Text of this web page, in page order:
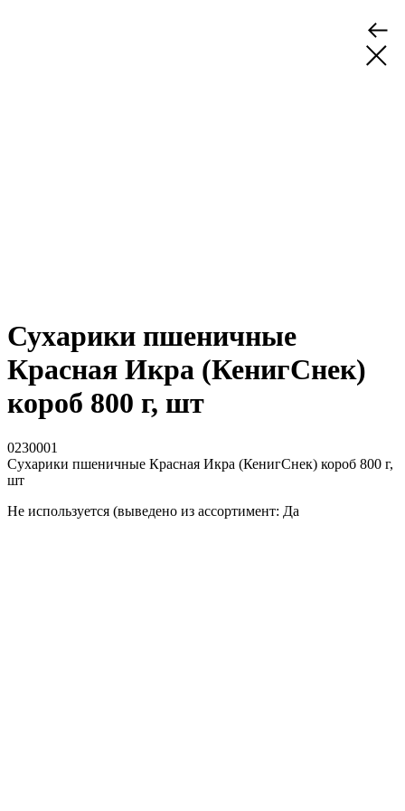
Сухарики пшеничные
Красная Икра (КенигСнек)
короб 800 г, шт
0230001
Сухарики пшеничные Красная Икра (КенигСнек) короб 800 г,
шт
Не используется (выведено из ассортимент: Да